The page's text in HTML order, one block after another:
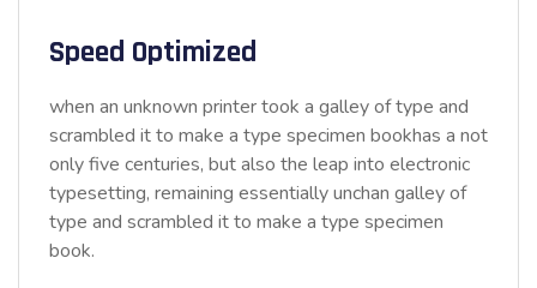
Speed Optimized
when an unknown printer took a galley of type and
scrambled it to make a type specimen bookhas a not
only five centuries, but also the leap into electronic
typesetting, remaining essentially unchan galley of
type and scrambled it to make a type specimen
book.